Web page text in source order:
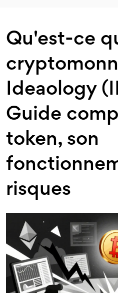
Qu'est-ce
Ideaology
Guide
token, son
risques